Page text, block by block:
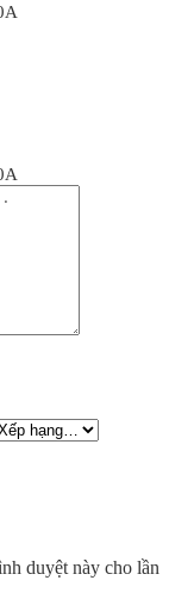
duyệt này cho lần